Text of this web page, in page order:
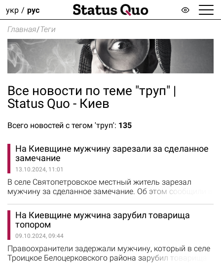
укр рус
Главная/Теги
Все новости по теме "труп" |
Status Quo - Киев
Всего новостей с тегом 'труп': 135
На Киевщине мужчину зарезали за сделанное
замечание
13.10.2024, 11:01
В селе Святопетровское местный житель зарезал
мужчину за сделанное замечание. Об этом сообщили в
установили, что накануне между 34-летним и 39-
летним мужчинами возник конфликт. Последний
сделал замечание соседу, который, разговаривая по
телефону, нецензурно выражался. Мужчина решил
отомстить. Зайдя в дом, он схватил нож и…
На Киевщине мужчина зарубил товарища
топором
09.10.2024, 09:44
Правоохранители задержали мужчину, который в селе
Троицкое Белоцерковского района зарубил товарища